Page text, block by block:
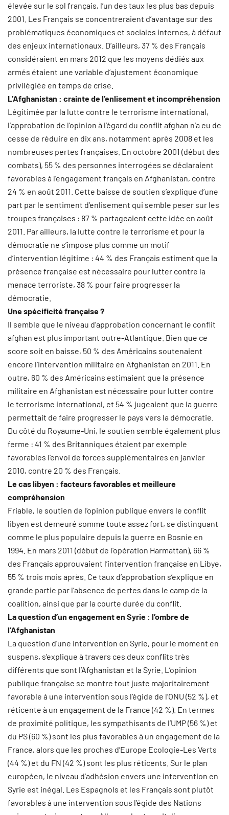
élevée sur le sol français, l’un des taux les plus bas depuis
2001. Les Français se concentreraient d’avantage sur des
problématiques économiques et sociales internes, à défaut
des enjeux internationaux. D’ailleurs, 37 % des Français
considéraient en mars 2012 que les moyens dédiés aux
armés étaient une variable d’ajustement économique
privilégiée en temps de crise.
L’Afghanistan : crainte de l’enlisement et incompréhension
Légitimée par la lutte contre le terrorisme international,
l’approbation de l’opinion à l’égard du conflit afghan n’a eu de
cesse de réduire en dix ans, notamment après 2008 et les
nombreuses pertes françaises. En octobre 2001 (début des
combats), 55 % des personnes interrogées se déclaraient
favorables à l’engagement français en Afghanistan, contre
24 % en août 2011. Cette baisse de soutien s’explique d’une
part par le sentiment d’enlisement qui semble peser sur les
troupes françaises : 87 % partageaient cette idée en août
2011. Par ailleurs, la lutte contre le terrorisme et pour la
démocratie ne s’impose plus comme un motif
d’intervention légitime : 44 % des Français estiment que la
présence française est nécessaire pour lutter contre la
menace terroriste, 38 % pour faire progresser la
démocratie.
Une spécificité française ?
Il semble que le niveau d’approbation concernant le conflit
afghan est plus important outre-Atlantique. Bien que ce
score soit en baisse, 50 % des Américains soutenaient
encore l’intervention militaire en Afghanistan en 2011. En
outre, 60 % des Américains estimaient que la présence
militaire en Afghanistan est nécessaire pour lutter contre
le terrorisme international, et 54 % jugeaient que la guerre
permettait de faire progresser le pays vers la démocratie.
Du côté du Royaume-Uni, le soutien semble également plus
ferme : 41 % des Britanniques étaient par exemple
favorables l’envoi de forces supplémentaires en janvier
2010, contre 20 % des Français.
Le cas libyen : facteurs favorables et meilleure
compréhension
Friable, le soutien de l’opinion publique envers le conflit
libyen est demeuré somme toute assez fort, se distinguant
comme le plus populaire depuis la guerre en Bosnie en
1994. En mars 2011 (début de l’opération Harmattan), 66 %
des Français approuvaient l’intervention française en Libye,
55 % trois mois après. Ce taux d’approbation s’explique en
grande partie par l’absence de pertes dans le camp de la
coalition, ainsi que par la courte durée du conflit.
La question d’un engagement en Syrie : l’ombre de
l’Afghanistan
La question d’une intervention en Syrie, pour le moment en
suspens, s’explique à travers ces deux conflits très
différents que sont l’Afghanistan et la Syrie. L’opinion
publique française se montre tout juste majoritairement
favorable à une intervention sous l’égide de l’ONU (52 %), et
réticente à un engagement de la France (42 %). En termes
de proximité politique, les sympathisants de l’UMP (56 %) et
du PS (60 %) sont les plus favorables à un engagement de la
France, alors que les proches d’Europe Ecologie-Les Verts
(44 %) et du FN (42 %) sont les plus réticents. Sur le plan
européen, le niveau d’adhésion envers une intervention en
Syrie est inégal. Les Espagnols et les Français sont plutôt
favorables à une intervention sous l’égide des Nations